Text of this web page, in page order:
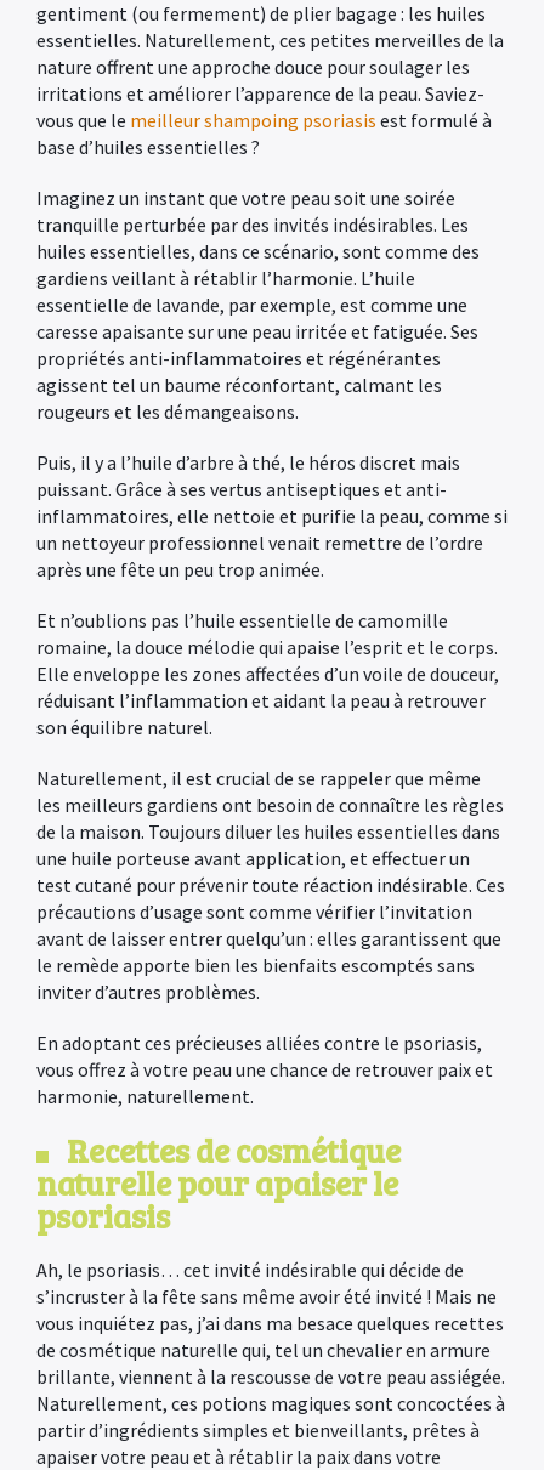
gentiment (ou fermement) de plier bagage : les huiles
essentielles. Naturellement, ces petites merveilles de la
nature offrent une approche douce pour soulager les
irritations et améliorer l’apparence de la peau. Saviez-
vous que le meilleur shampoing psoriasis est formulé à
base d’huiles essentielles ?
Imaginez un instant que votre peau soit une soirée
tranquille perturbée par des invités indésirables. Les
huiles essentielles, dans ce scénario, sont comme des
gardiens veillant à rétablir l’harmonie. L’huile
essentielle de lavande, par exemple, est comme une
caresse apaisante sur une peau irritée et fatiguée. Ses
propriétés anti-inflammatoires et régénérantes
agissent tel un baume réconfortant, calmant les
rougeurs et les démangeaisons.
Puis, il y a l’huile d’arbre à thé, le héros discret mais
puissant. Grâce à ses vertus antiseptiques et anti-
inflammatoires, elle nettoie et purifie la peau, comme si
un nettoyeur professionnel venait remettre de l’ordre
après une fête un peu trop animée.
Et n’oublions pas l’huile essentielle de camomille
romaine, la douce mélodie qui apaise l’esprit et le corps.
Elle enveloppe les zones affectées d’un voile de douceur,
réduisant l’inflammation et aidant la peau à retrouver
son équilibre naturel.
Naturellement, il est crucial de se rappeler que même
les meilleurs gardiens ont besoin de connaître les règles
de la maison. Toujours diluer les huiles essentielles dans
une huile porteuse avant application, et effectuer un
test cutané pour prévenir toute réaction indésirable. Ces
précautions d’usage sont comme vérifier l’invitation
avant de laisser entrer quelqu’un : elles garantissent que
le remède apporte bien les bienfaits escomptés sans
inviter d’autres problèmes.
En adoptant ces précieuses alliées contre le psoriasis,
vous offrez à votre peau une chance de retrouver paix et
harmonie, naturellement.
Recettes de cosmétique
naturelle pour apaiser le
psoriasis
Ah, le psoriasis… cet invité indésirable qui décide de
s’incruster à la fête sans même avoir été invité ! Mais ne
vous inquiétez pas, j’ai dans ma besace quelques recettes
de cosmétique naturelle qui, tel un chevalier en armure
brillante, viennent à la rescousse de votre peau assiégée.
Naturellement, ces potions magiques sont concoctées à
partir d’ingrédients simples et bienveillants, prêtes à
apaiser votre peau et à rétablir la paix dans votre
×